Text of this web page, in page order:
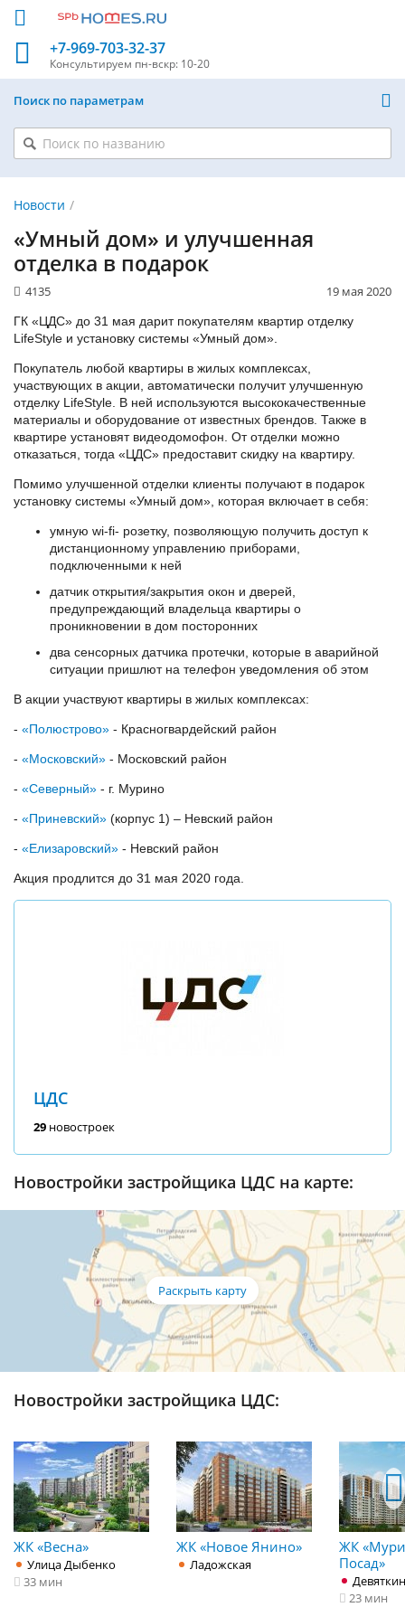
+7-969-703-32-37
Консультируем пн-вскр: 10-20
Поиск по параметрам
Новости
«Умный дом» и улучшенная
отделка в подарок
19 мая 2020
4135
ГК «ЦДС» до 31 мая дарит покупателям квартир отделку
LifeStyle и установку системы «Умный дом».
Покупатель любой квартиры в жилых комплексах,
участвующих в акции, автоматически получит улучшенную
отделку LifeStyle. В ней используются высококачественные
материалы и оборудование от известных брендов. Также в
квартире установят видеодомофон. От отделки можно
отказаться, тогда «ЦДС» предоставит скидку на квартиру.
Помимо улучшенной отделки клиенты получают в подарок
установку системы «Умный дом», которая включает в себя:
умную wi-fi- розетку, позволяющую получить доступ к
дистанционному управлению приборами,
подключенными к ней
датчик открытия/закрытия окон и дверей,
предупреждающий владельца квартиры о
проникновении в дом посторонних
два сенсорных датчика протечки, которые в аварийной
ситуации пришлют на телефон уведомления об этом
В акции участвуют квартиры в жилых комплексах:
- «Полюстрово» - Красногвардейский район
- «Московский» - Московский район
- «Северный» - г. Мурино
- «Приневский» (корпус 1) – Невский район
- «Елизаровский» - Невский район
Акция продлится до 31 мая 2020 года.
ЦДС
29 новостроек
Новостройки застройщика ЦДС на карте:
Новостройки застройщика ЦДС:
ЖК «Весна»
Улица Дыбенко
33 мин
ЖК «Новое Янино»
Ладожская
ЖК
Посад»
23 мин